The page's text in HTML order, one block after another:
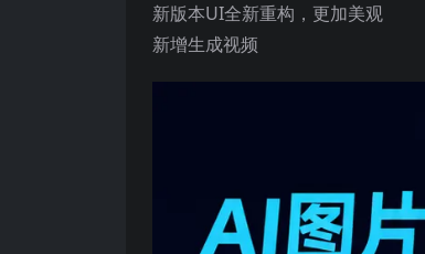
新版本UI全新重构，更加美观
新增生成视频